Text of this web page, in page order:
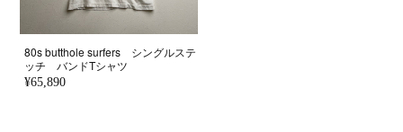
80s butthole surfers シングルステ
ッチ バンドTシャツ
¥65,890